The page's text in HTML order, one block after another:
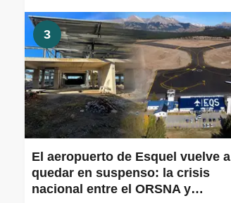
3
El aeropuerto de Esquel vuelve a
quedar en suspenso: la crisis
nacional entre el ORSNA y